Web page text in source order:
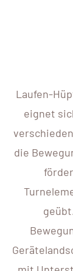
Laufen-
eignet
die